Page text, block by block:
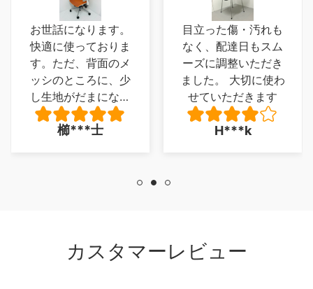
お世話になります。
快適に使っておりま
す。ただ、背面のメ
ッシのところに、少
し生地がだまになっ
ているところがあ
り、少し残念でした
櫛***士
目立った傷・汚れも
なく、配達日もスム
ーズに調整いただき
ました。 大切に使わ
せていただきます
H***k
カスタマーレビュー